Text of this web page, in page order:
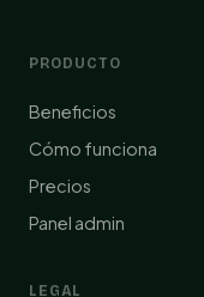
PRODUCTO
Beneficios
Cómo funciona
Precios
Panel admin
LEGAL